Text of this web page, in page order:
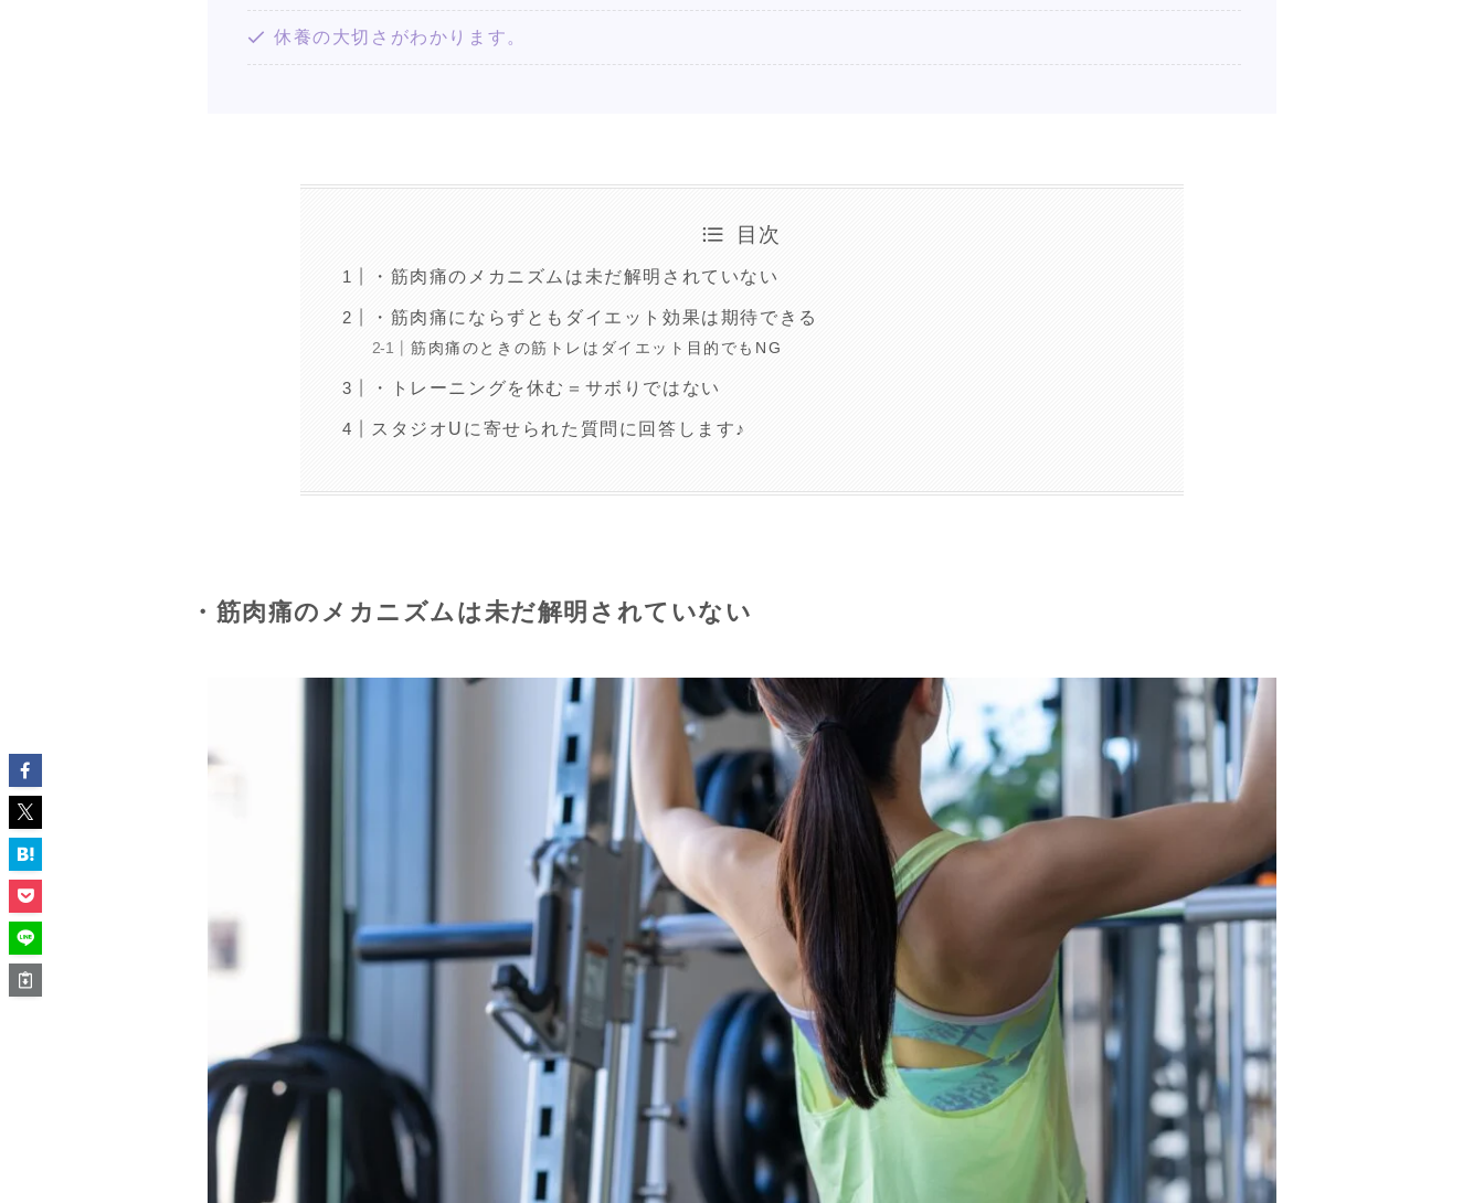
休養の大切さがわかります。
目次
・筋肉痛のメカニズムは未だ解明されていない
・筋肉痛にならずともダイエット効果は期待できる
筋肉痛のときの筋トレはダイエット目的でもNG
・トレーニングを休む＝サボりではない
スタジオUに寄せられた質問に回答します♪
・筋肉痛のメカニズムは未だ解明されていない